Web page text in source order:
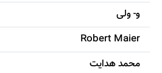
و- ولی
Robert Maier
محمد هدایت